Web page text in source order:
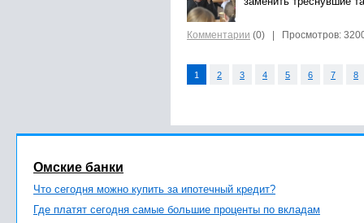
Комментарии (0) | Просмотров:
1 2 3 4 5 6 7 8
Омские банки
Что сегодня можно купить за ипотечный кредит?
Где платят сегодня самые большие проценты по вкладам